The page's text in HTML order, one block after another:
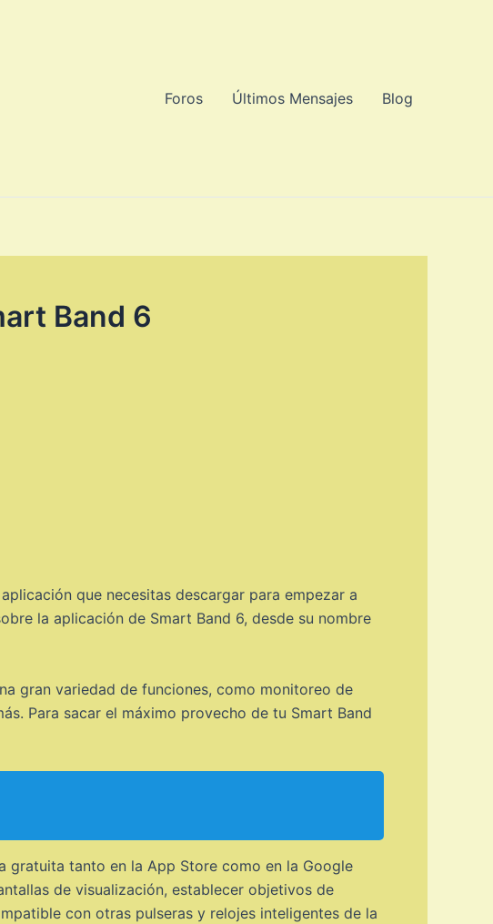
Foros Últimos Mensajes Blog
Band 6
que necesitas descargar para empezar a
la aplicación de Smart Band 6, desde su nombre
gran variedad de funciones, como monitoreo de
Para sacar el máximo provecho de tu Smart Band
gratuita tanto en la App Store como en la Google
de visualización, establecer objetivos de
con otras pulseras y relojes inteligentes de la